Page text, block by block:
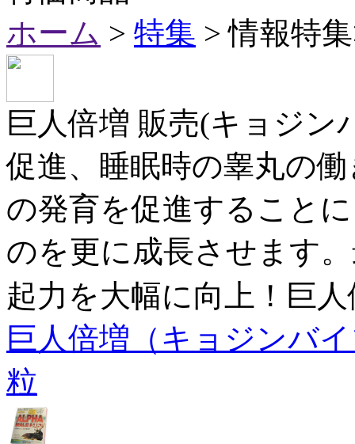
ホーム > 特集 > 情報特
巨人倍増 販売(キョジン
促進、睡眠時の睾丸の
の発育を促進すること
のを更に成長させます
起力を大幅に向上！巨
巨人倍増（キョジンバ
粒